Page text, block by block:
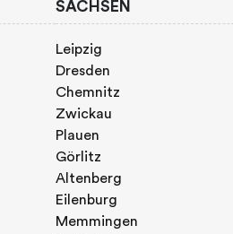
SACHSEN
Leipzig
Dresden
Chemnitz
Zwickau
Plauen
Görlitz
Altenberg
Eilenburg
Memmingen